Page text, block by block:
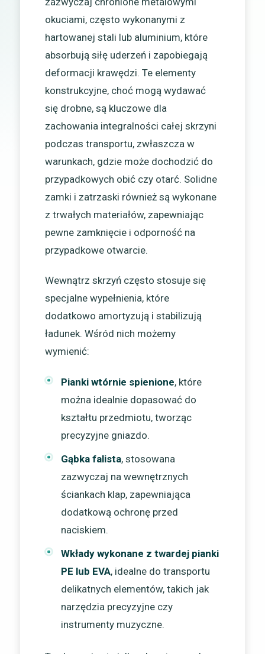
okuciami, często wykonanymi z
hartowanej stali lub aluminium, które
absorbują siłę uderzeń i zapobiegają
deformacji krawędzi. Te elementy
konstrukcyjne, choć mogą wydawać
się drobne, są kluczowe dla
zachowania integralności całej skrzyni
podczas transportu, zwłaszcza w
warunkach, gdzie może dochodzić do
przypadkowych obić czy otarć. Solidne
zamki i zatrzaski również są wykonane
z trwałych materiałów, zapewniając
pewne zamknięcie i odporność na
przypadkowe otwarcie.
Wewnątrz skrzyń często stosuje się
specjalne wypełnienia, które
dodatkowo amortyzują i stabilizują
ładunek. Wśród nich możemy
wymienić:
Pianki wtórnie spienione, które
można idealnie dopasować do
kształtu przedmiotu, tworząc
precyzyjne gniazdo.
Gąbka falista, stosowana
zazwyczaj na wewnętrznych
ściankach klap, zapewniająca
dodatkową ochronę przed
naciskiem.
Wkłady wykonane z twardej pianki
PE lub EVA, idealne do transportu
delikatnych elementów, takich jak
narzędzia precyzyjne czy
instrumenty muzyczne.